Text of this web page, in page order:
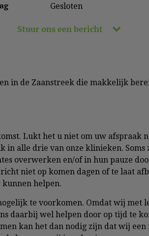
Gesloten
Stuur ons een bericht
in de Zaanstreek die makkelijk
Lukt het u niet om uw afspraak
in alle drie van onze klinieken.
overwerken en/of in hun pauze
niet op komen dagen of te laat
helpen.
te voorkomen. Omdat wij met
daarbij wel helpen door op tijd te
kan het dan nodig zijn dat wij